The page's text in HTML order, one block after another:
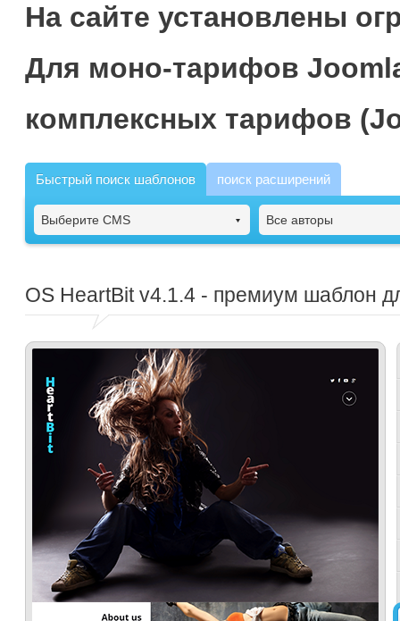
На сайте установлены
Для моно-тарифов
комплексных тарифов
Быстрый поиск шаблонов поиск расширений
Выберите CMS Все авторы
OS HeartBitv4.1.4 - премиум шаблон